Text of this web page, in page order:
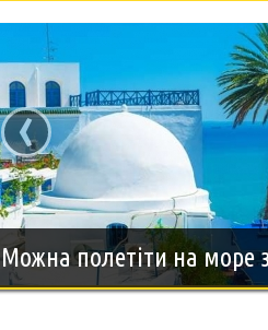
Новогодний тур на
‹